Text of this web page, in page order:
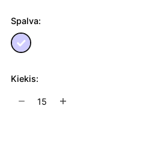
Spalva:
Kiekis:
produkto